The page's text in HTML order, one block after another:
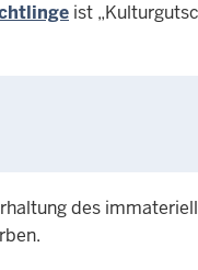
ist
des